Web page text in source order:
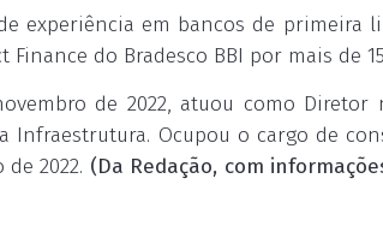
experiência em bancos de primeira
Finance do Bradesco BBI por mais de
de 2022, atuou como
Infraestrutura. Ocupou o cargo de
2022. (Da Redação, com